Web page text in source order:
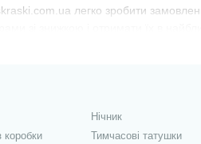
легко зробити
коробки
Нічник
Тимчасові татушки